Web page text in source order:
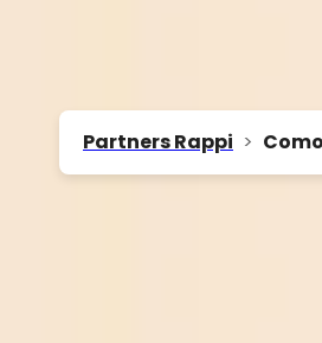
Partners Rappi >